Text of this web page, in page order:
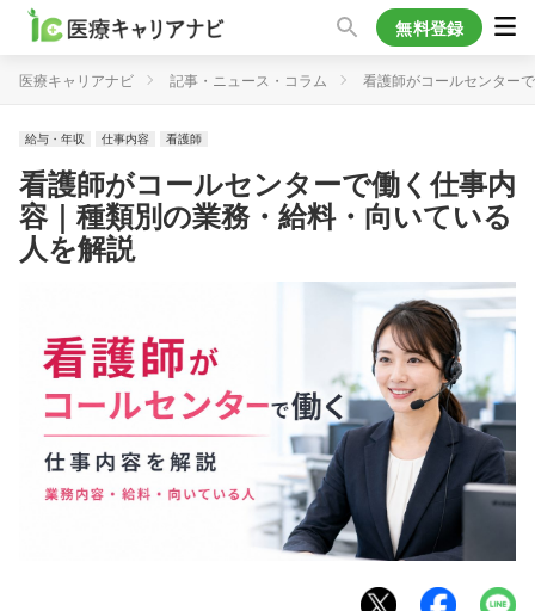
無料登録
医療キャリアナビ 記事・ニュース・コラム 看護師がコールセンター
給与・年収 仕事内容 看護師
看護師がコールセンターで働く仕事内
容｜種類別の業務・給料・向いている
人を解説